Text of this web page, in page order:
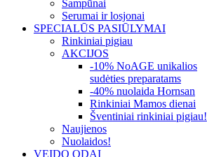
Šampūnai
Serumai ir losjonai
SPECIALŪS PASIŪLYMAI
Rinkiniai pigiau
AKCIJOS
-10% NoAGE unikalios
sudėties preparatams
-40% nuolaida Hornsan
Rinkiniai Mamos dienai
Šventiniai rinkiniai pigiau!
Naujienos
Nuolaidos!
VEIDO ODAI